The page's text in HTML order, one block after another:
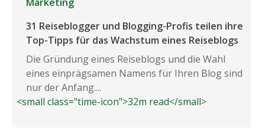
31 Reiseblogger und Blogging-Profis teilen ihre
Top-Tipps für das Wachstum eines Reiseblogs
Die Gründung eines Reiseblogs und die Wahl
eines einprägsamen Namens für Ihren Blog sind
nur der Anfang....
<small class="time-icon">32m read</small>